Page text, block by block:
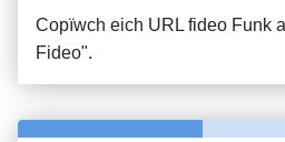
Copïwch eich URL fideo Funk
Fideo".